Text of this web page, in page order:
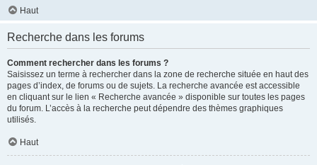
Haut
Recherche dans les forums
Comment rechercher dans les forums ?
Saisissez un terme à rechercher dans la zone de recherche située en haut des
pages d’index, de forums ou de sujets. La recherche avancée est accessible
en cliquant sur le lien « Recherche avancée » disponible sur toutes les pages
du forum. L’accès à la recherche peut dépendre des thèmes graphiques
utilisés.
Haut